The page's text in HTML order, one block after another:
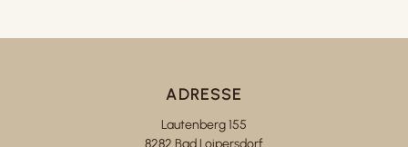
ADRESSE
Lautenberg 155
8282 Bad Loipersdorf